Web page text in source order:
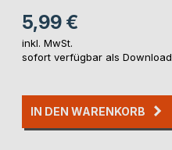
5,99 €
inkl. MwSt.
sofort verfügbar als Download
IN DEN WARENKORB